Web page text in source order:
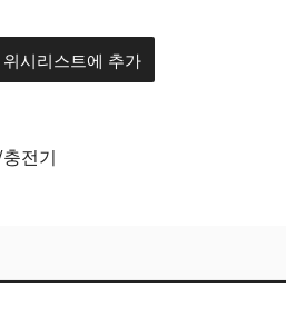
위시리스트에 추가
전기